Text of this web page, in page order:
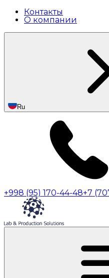
Контакты
О компании
Ru
+998 (95) 170-44-48+7